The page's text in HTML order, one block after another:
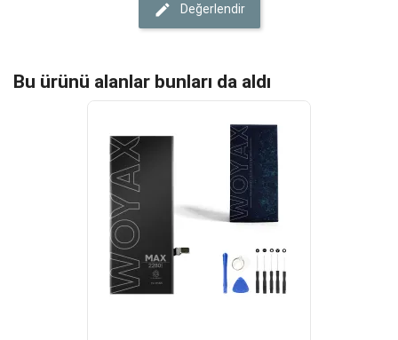
Değerlendir
Bu ürünü alanlar bunları da aldı